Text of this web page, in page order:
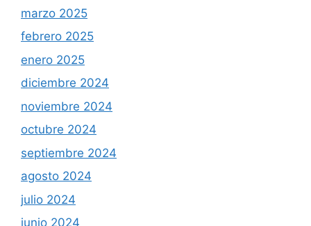
marzo 2025
febrero 2025
enero 2025
diciembre 2024
noviembre 2024
octubre 2024
septiembre 2024
agosto 2024
julio 2024
junio 2024